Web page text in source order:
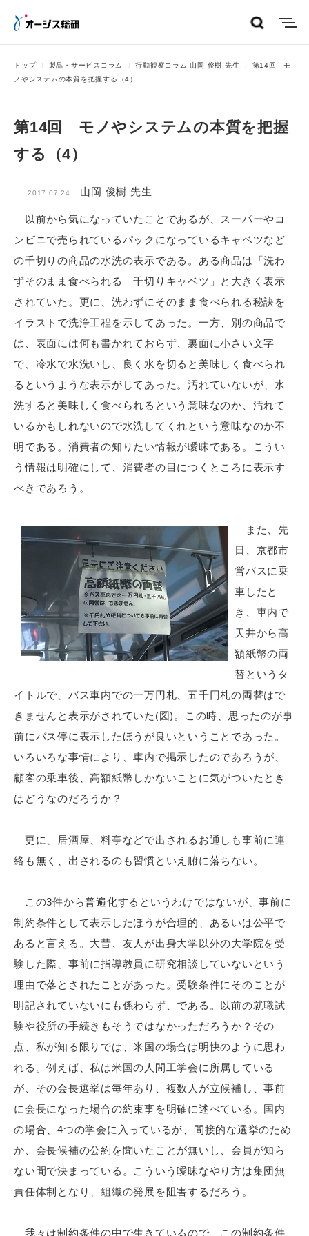
トップ 製品・サービスコラム 行動観察コラム 山岡 俊樹 先生
第14回 モ
ノやシステムの本質を把握する（4）
第14回 モノやシステムの本質を把握
する（4）
2017.07.24 山岡 俊樹 先生
以前から気になっていたことであるが、スーパーやコ
ンビニで売られているパックになっているキャベツなど
の千切りの商品の水洗の表示である。ある商品は「洗わ
ずそのまま食べられる 千切りキャベツ」と大きく表示
されていた。更に、洗わずにそのまま食べられる秘訣を
イラストで洗浄工程を示してあった。一方、別の商品で
は、表面には何も書かれておらず、裏面に小さい文字
で、冷水で水洗いし、良く水を切ると美味しく食べられ
るというような表示がしてあった。汚れていないが、水
洗すると美味しく食べられるという意味なのか、汚れて
いるかもしれないので水洗してくれという意味なのか不
明である。消費者の知りたい情報が曖昧である。こうい
う情報は明確にして、消費者の目につくところに表示す
べきであろう。
また、先
日、京都市
営バスに乗
車したと
き、車内で
天井から高
額紙幣の両
替というタ
イトルで、バス車内での一万円札、五千円札の両替はで
きませんと表示がされていた(図)。この時、思ったのが事
前にバス停に表示したほうが良いということであった。
いろいろな事情により、車内で掲示したのであろうが、
顧客の乗車後、高額紙幣しかないことに気がついたとき
はどうなのだろうか？
更に、居酒屋、料亭などで出されるお通しも事前に連
絡も無く、出されるのも習慣といえ腑に落ちない。
この3件から普遍化するというわけではないが、事前に
制約条件として表示したほうが合理的、あるいは公平で
あると言える。大昔、友人が出身大学以外の大学院を受
験した際、事前に指導教員に研究相談していないという
理由で落とされたことがあった。受験条件にそのことが
明記されていないにも係わらず、である。以前の就職試
験や役所の手続きもそうではなかっただろうか？その
点、私が知る限りでは、米国の場合は明快のように思わ
れる。例えば、私は米国の人間工学会に所属している
が、その会長選挙は毎年あり、複数人が立候補し、事前
に会長になった場合の約束事を明確に述べている。国内
の場合、4つの学会に入っているが、間接的な選挙のため
か、会長候補の公約を聞いたことが無いし、会員が知ら
ない間で決まっている。こういう曖昧なやり方は集団無
責任体制となり、組織の発展を阻害するだろう。
我々は制約条件の中で生きているので、この制約条件